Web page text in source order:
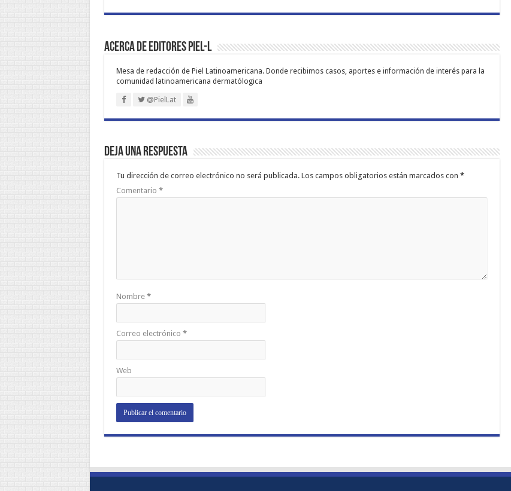
Acerca de Editores PIEL-L
Mesa de redacción de Piel Latinoamericana. Donde recibimos casos, aportes e información de interés para la
comunidad latinoamericana dermatólogica
@PielLat
Deja una respuesta
Tu dirección de correo electrónico no será publicada. Los campos obligatorios están marcados con *
Comentario *
Nombre *
Correo electrónico *
Web